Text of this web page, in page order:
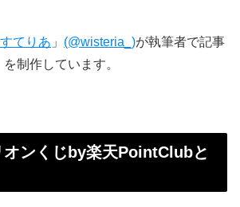
てりあ 」 (@wisteria_)が執筆者で記事
を制作しています。
オンくじby楽天PointClubと